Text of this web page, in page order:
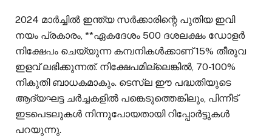
2024 മാർച്ചിൽ ഇന്ത്യ സർക്കാരിന്റെ പുതിയ ഇവി
നയം പ്രകാരം, **ഏകദേശം 500 ദശലക്ഷം ഡോളർ
നിക്ഷേപം ചെയ്യുന്ന കമ്പനികൾക്കാണ് 15% തീരുവ
ഇളവ് ലഭിക്കുന്നത്. നിക്ഷേപമില്ലെങ്കിൽ, 70-100%
നികുതി ബാധകമാകും. ടെസ്ല ഈ പദ്ധതിയുടെ
ആദ്യഘട്ട ചർച്ചകളിൽ പങ്കെടുത്തെങ്കിലും, പിന്നീട്
ഇടപെടലുകൾ നിന്നുപോയതായി റിപ്പോർട്ടുകൾ
പറയുന്നു.